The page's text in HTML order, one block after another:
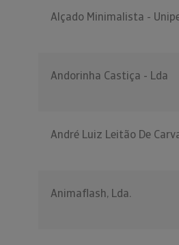
Alçado Minimalista -
Andorinha Castiça - Lda
André Luiz Leitão De
Animaflash, Lda.